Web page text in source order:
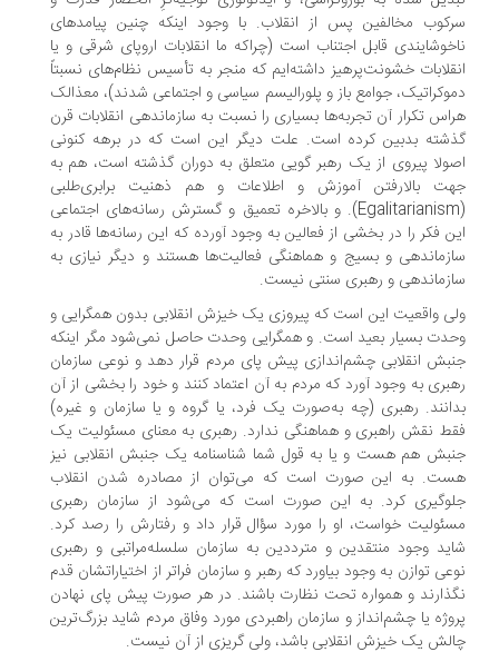
مخالفین پس از انقلاب. با وجود اینکه چنین پیامدهای
قابل اجتناب است (چراکه ما انقلابات اروپای شرقی و یا
خشونت‌پرهیز داشته‌ایم که منجر به تأسیس نظام‌های نسبتاً
جوامع باز و پلورالیسم سیاسی و اجتماعی شدند)، معذالک
تکرار آن تجربه‌ها بسیاری را نسبت به سازماندهی انقلابات قرن
بدبین کرده است. علت دیگر این است که در برهه کنونی
پیروی از یک رهبر گویی متعلق به دوران گذشته است، هم به
بالارفتن آموزش و اطلاعات و هم ذهنیت برابری‌طلبی
(Egalitarianism). و بالاخره تعمیق و گسترش رسانه‌های اجتماعی
فکر را در بخشی از فعالین به وجود آورده که این رسانه‌ها قادر به
و بسیج و هماهنگی فعالیت‌ها هستند و دیگر نیازی به
و رهبری سنتی نیست.
واقعیت این است که پیروزی یک خیزش انقلابی بدون همگرایی و
بسیار بعید است. و همگرایی وحدت حاصل نمی‌شود مگر اینکه
انقلابی چشم‌اندازی پیش پای مردم قرار دهد و نوعی سازمان
به وجود آورد که مردم به آن اعتماد کنند و خود را بخشی از آن
رهبری (چه به‌صورت یک فرد، یا گروه و یا سازمان و غیره)
نقش راهبری و هماهنگی ندارد. رهبری به معنای مسئولیت یک
هم هست و یا به قول شما شناسنامه یک جنبش انقلابی نیز
به این صورت است که می‌توان از مصادره‌ شدن انقلاب
کرد. به این صورت است که می‌شود از سازمان رهبری
خواست، او را مورد سؤال قرار داد و رفتارش را رصد کرد.
وجود منتقدین و مترددین به سازمان سلسله‌مراتبی و رهبری
توازن به وجود بیاورد که رهبر و سازمان فراتر از اختیاراتشان قدم
و همواره تحت نظارت باشند. در هر صورت پیش پای نهادن
یا چشم‌انداز و سازمان راهبردی مورد وفاق مردم شاید بزرگ‌ترین
یک خیزش انقلابی باشد، ولی گریزی از آن نیست.